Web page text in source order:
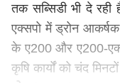
तक सब्सिडी भी दे रही
एक्सपो में ड्रोन
के ए200 और ए200-
कृषि कार्यों को चंद